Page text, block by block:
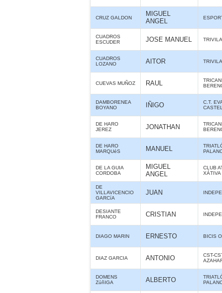
CRUZ GALDON
MIGUEL
ANGEL
CUADROS
ESCUDER
JOSE MANUEL TRIVILA
CUADROS
LOZANO
AITOR TRIVILA
CUEVAS MUÑOZ RAUL
DAMBORENEA
BOYANO
IÑIGO
C.T.
DE HARO
JEREZ
JONATHAN
DE HARO
MARQUéS
MANUEL
DE LA GUIA
CORDOBA
MIGUEL
ANGEL
CLUB
XÁTIVA
DE
VILLAVICENCIO
GARCíA
JUAN
DESIANTE
FRANCO
CRISTIAN
DIAGO MARIN ERNESTO BICIS
DIAZ GARCIA ANTONIO
CST-
DOMENS
ZúñIGA
ALBERTO